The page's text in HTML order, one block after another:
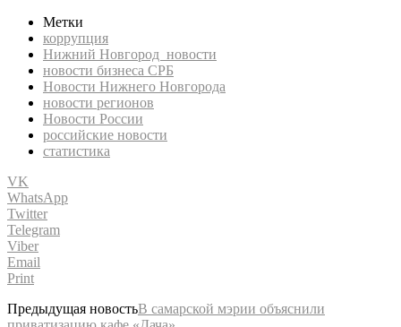
Метки
коррупция
Нижний Новгород новости
новости бизнеса СРБ
Новости Нижнего Новгорода
новости регионов
Новости России
российские новости
статистика
VK
WhatsApp
Twitter
Telegram
Viber
Email
Print
Предыдущая новостьВ самарской мэрии объяснили